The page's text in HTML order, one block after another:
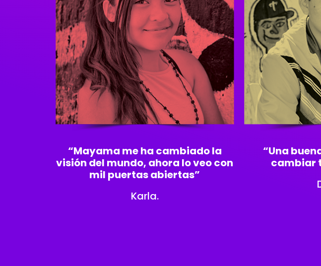
“Mayama me ha cambiado la
visión del mundo, ahora lo veo con
mil puertas abiertas”
Karla.
“Una
cambiar